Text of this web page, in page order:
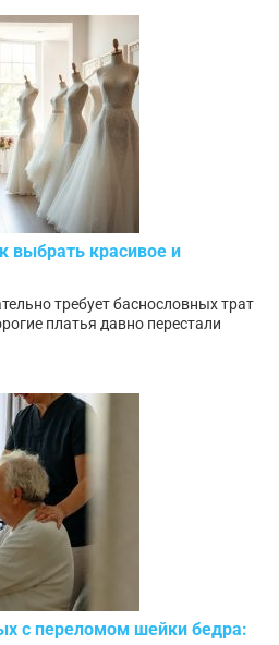
выбрать красивое и
требует баснословных трат
платья давно перестали
с переломом шейки бедра: